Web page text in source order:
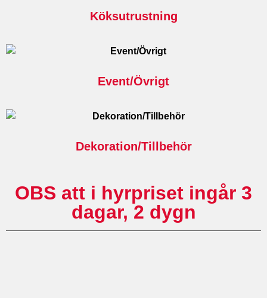
Köksutrustning
Event/Övrigt
Dekoration/Tillbehör
OBS att i hyrpriset ingår 3
dagar, 2 dygn